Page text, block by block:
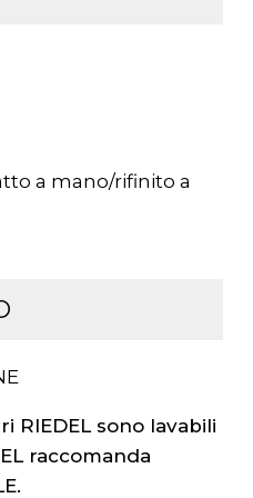
a mano/rifinito a
RIEDEL sono lavabili
raccomanda